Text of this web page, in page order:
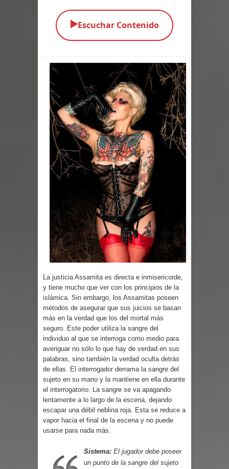
Parte 02: Vuelve el Hijo Prodigo
Parte 01: El Enemigo Interior
Exaltados y Muertos Vivientes
Los Muertos se Levantan (Relato)
Los Monstruos más Buscados
Parte 09: Los Muertos Cuentan
Parte 08: Ultratumba
▶️Escuchar Contenido
La justicia Assamita es directa e inmisericorde,
y tiene mucho que ver con los principios de la
islámica. Sin embargo, los Assamitas poseen
métodos de asegurar que sus juicios se basan
más en la verdad que los del mortal más
seguro. Este poder utiliza la sangre del
individuo al que se interroga como medio para
averiguar no sólo lo que hay de verdad en sus
palabras, sino también la verdad oculta detrás
de ellas. El interrogador derrama la sangre del
sujeto en su mano y la mantiene en ella durante
el interrogatorio. La sangre se va apagando
lentamente a lo largo de la escena, dejando
escapar una débil neblina roja. Esta se reduce a
vapor hacia el final de la escena y no puede
usarse para nada más.
Sistema: El jugador debe poseer
un punto de la sangre del sujeto